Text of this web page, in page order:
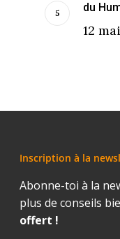
du
12
Inscription à la